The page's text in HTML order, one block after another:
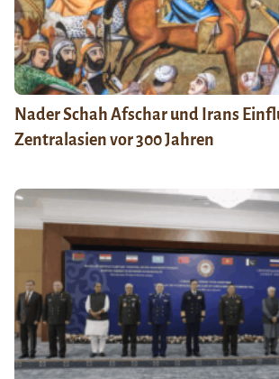
Nader Schah Afschar und Irans
Zentralasien vor 300 Jahren